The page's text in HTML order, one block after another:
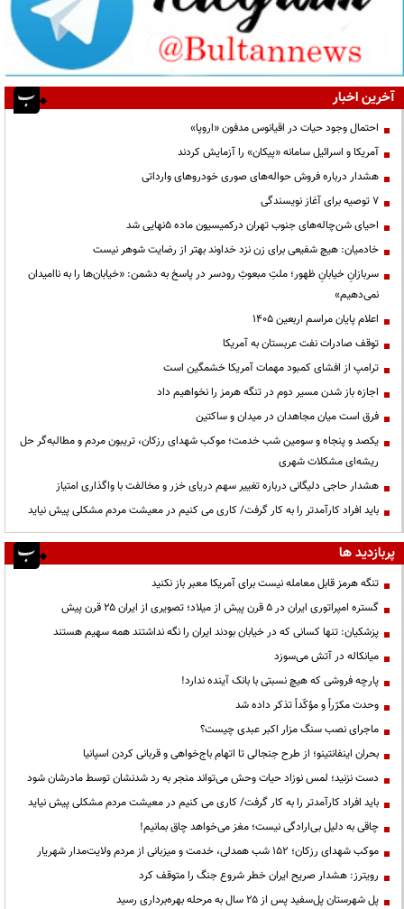
آخرین اخبار
احتمال وجود حیات در اقیانوس مدفون «اروپا»
آمریکا و اسرائیل سامانه «پیکان» را آزمایش کردند
هشدار درباره فروش حواله‌های صوری خودروهای وارداتی
۷ توصیه برای آغاز نویسندگی
احیای شن‌چاله‌های جنوب تهران درکمیسیون ماده ۵نهایی شد
خادمیان: هیچ شفیعی برای زن نزد خداوند بهتر از رضایت شوهر نیست
سربازانِ خیابانِ ظهور؛ ملتِ مبعوثِ رودسر در پاسخ به دشمن: «خیابان‌ها را به ناامیدان
نمی‌دهیم»
اعلام پایان مراسم اربعین ۱۴۰۵
توقف صادرات نفت عربستان به آمریکا
ترامپ از افشای کمبود مهمات آمریکا خشمگین است
اجازه باز شدن مسیر دوم در تنگه هرمز را نخواهیم داد
فرق است میان مجاهدان در میدان و ساکتین
یکصد و پنجاه و سومین شب خدمت؛ موکب شهدای رزکان، تریبون مردم و مطالبه‌گر حل
ریشه‌ای مشکلات شهری
هشدار حاجی دلیگانی درباره تغییر سهم دریای خزر و مخالفت با واگذاری امتیاز
باید افراد کارآمدتر را به کار گرفت/ کاری می کنیم در معیشت مردم مشکلی پیش نیاید
پربازدید ها
تنگه هرمز قابل معامله نیست برای آمریکا معبر باز نکنید
گستره امپراتوری ایران در ۵ قرن پیش از میلاد؛ تصویری از ایران ۲۵ قرن پیش
پزشکیان: تنها کسانی که در خیابان بودند ایران را نگه نداشتند همه سهیم هستند
میانکاله در آتش می‌سوزد
پارچه فروشی که هیچ نسبتی با بانک آینده ندارد!
وحدت مکرّراً و مؤکّداً تذکر داده شد
ماجرای نصب سنگ مزار اکبر عبدی چیست؟
بحران اینفانتینو؛ از طرح جنجالی تا اتهام باج‌خواهی و قربانی کردن اسپانیا
دست نزنید؛ لمس نوزاد حیات وحش می‌تواند منجر به رد شدنشان توسط مادرشان شود
باید افراد کارآمدتر را به کار گرفت/ کاری می کنیم در معیشت مردم مشکلی پیش نیاید
چاقی به دلیل بی‌ارادگی نیست؛ مغز می‌خواهد چاق بمانیم!
موکب شهدای رزکان؛ ۱۵۲ شب همدلی، خدمت و میزبانی از مردم ولایت‌مدار شهریار
رویترز: هشدار صریح ایران خطر شروع جنگ را متوقف کرد
پل شهرستان پل‌سفید پس از ۲۵ سال به مرحله بهره‌برداری رسید